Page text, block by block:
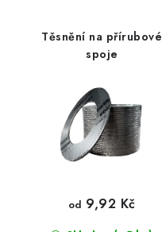
Těsnění na přírubové
spoje
od 9,92 Kč